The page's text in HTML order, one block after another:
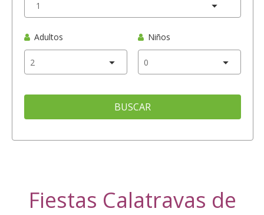
Adultos Niños
BUSCAR
Fiestas Calatravas de